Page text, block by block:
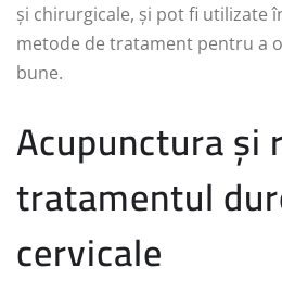
și chirurgicale, și pot fi utilizate
metode de tratament pentru a
bune.
Acupunctura și
tratamentul
cervicale